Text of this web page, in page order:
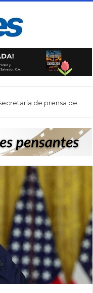
de prensa de